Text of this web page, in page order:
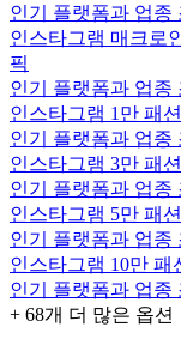
인기 플랫폼과 업종
인스타그램 매크로
픽
인기 플랫폼과 업종
인스타그램 1만 패
인기 플랫폼과 업종
인스타그램 3만 패
인기 플랫폼과 업종
인스타그램 5만 패
인기 플랫폼과 업종
인스타그램 10만 패
인기 플랫폼과 업종
+ 68개 더 많은 옵션